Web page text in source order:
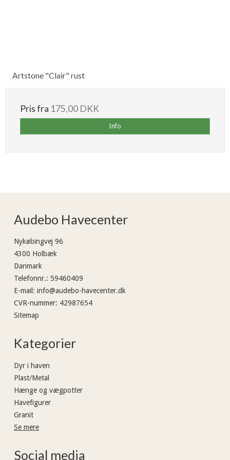
Artstone "Clair" rust
Pris fra 175,00 DKK
Info
Audebo Havecenter
Nykøbingvej 96
4300 Holbæk
Danmark
Telefonnr.: 59460409
E-mail : info@audebo-havecenter.dk
CVR-nummer: 42987654
Sitemap
Kategorier
Dyr i haven
Plast/Metal
Hænge og vægpotter
Havefigurer
Granit
Se mere
Social media